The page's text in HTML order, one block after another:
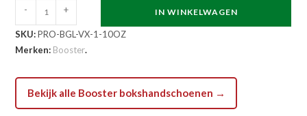
Booster
Vegan
Bokshandschoenen
BGL
(PRO
- + IN WINKELWAGEN
SKU:PRO-BGL-VX-1-10OZ
Merken: Booster.
Bekijk alle Booster bokshandschoenen →